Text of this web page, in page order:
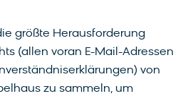
größte Herausforderung
(allen voran E-Mail-Adressen
von
zu sammeln, um